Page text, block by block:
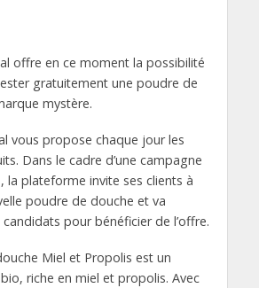
offre en ce moment la possibilité
gratuitement une poudre de
mystère.
vous propose chaque jour les
Dans le cadre d’une campagne
la plateforme invite ses clients à
poudre de douche et va
pour bénéficier de l’offre.
Miel et Propolis est un
riche en miel et propolis. Avec